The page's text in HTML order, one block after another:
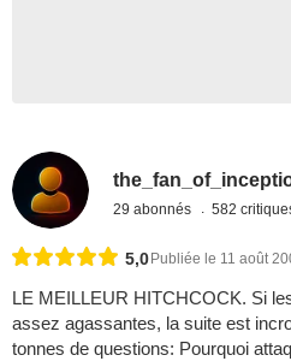
29 abonnés 582
5,0 Publiée le 11 août
LE MEILLEUR HITCHCOCK. Si
assez agassantes, la suite est
tonnes de questions: Pourquoi